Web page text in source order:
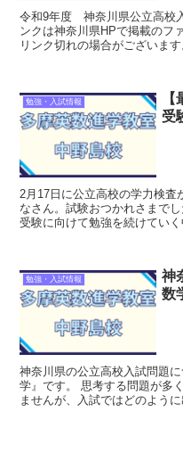
令和9年度 神奈川県公立高校入試に
ンクは神奈川県HPで掲載のフ
リンク切れの場合がございます。ご了
勉強・入試情報
受
2月17日に公立高校の学力検査が実施され
なさん。試験おつかれさまで
受験に向けて勉強を続けてい
勉強・入試情報
神
数
神奈川県の公立高校入試問題
学』です。 思考する問題が多く、苦手とする人も多い科目かもしれ
ませんが、入試ではどのよう